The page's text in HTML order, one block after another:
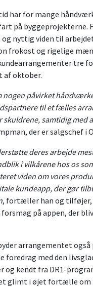
har for mange
på
nyttig viden til
frokost og rigelige
tre
af oktober.
nogen påvirket
til et fælles
samtidig med
der er salgschef
deres arbejde
i vilkårene hos os
viden om vores
kundeapp, der gør
, fortæller han og
på appen, der
arrangementet også
foredrag med den
kendt fra DR1-
glimt i øjet fortælle om